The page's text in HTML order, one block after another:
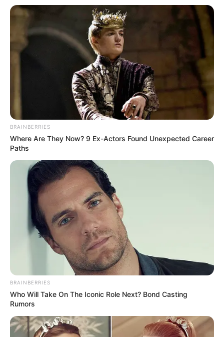
ΔΗΜΟΦΙΛΗ ΑΡΘΡΑ
BRAINBERRIES
Where Are They Now? 9 Ex-Actors Found Unexpected Career
Paths
BRAINBERRIES
Who Will Take On The Iconic Role Next? Bond Casting
Rumors